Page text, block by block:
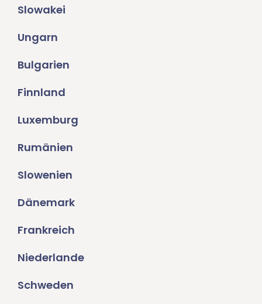
Slowakei
Ungarn
Bulgarien
Finnland
Luxemburg
Rumänien
Slowenien
Dänemark
Frankreich
Niederlande
Schweden